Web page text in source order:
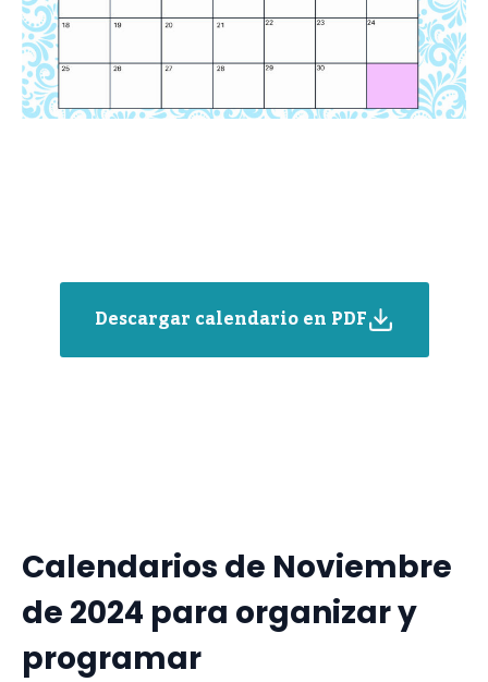
Descargar calendario en PDF
Calendarios de Noviembre
de 2024 para organizar y
programar